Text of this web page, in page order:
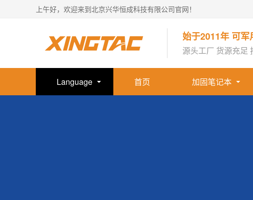
上午好，欢迎来到北京兴华恒成科技有限公司官网！
始于2011年 可
源头工厂 货源充足
Language 首页 加固笔记本